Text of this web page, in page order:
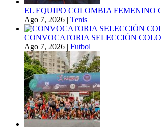
EL EQUIPO COLOMBIA FEMENINO
Ago 7, 2026 | Tenis
CONVOCATORIA SELECCIÓN
Ago 7, 2026 | Futbol